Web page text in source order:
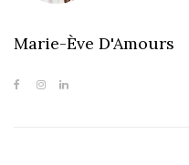
Marie-Ève D'Amours